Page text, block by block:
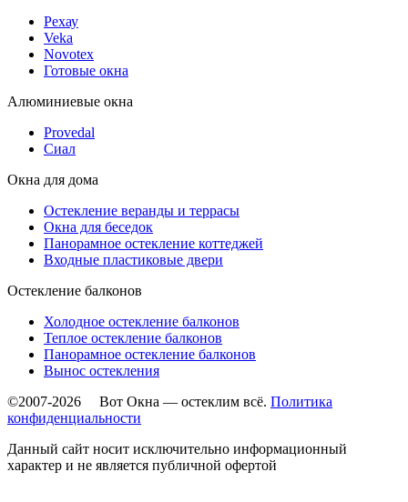
Рехау
Veka
Novotex
Готовые окна
Алюминиевые окна
Provedal
Сиал
Окна для дома
Остекление веранды и террасы
Окна для беседок
Панорамное остекление коттеджей
Входные пластиковые двери
Остекление балконов
Холодное остекление балконов
Теплое остекление балконов
Панорамное остекление балконов
Вынос остекления
©2007-2026 Вот Окна — остеклим всё. Политика
конфиденциальности
Данный сайт носит исключительно информационный
характер и не является публичной офертой